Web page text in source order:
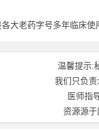
温馨提示:
我们只负
医师指
资源源